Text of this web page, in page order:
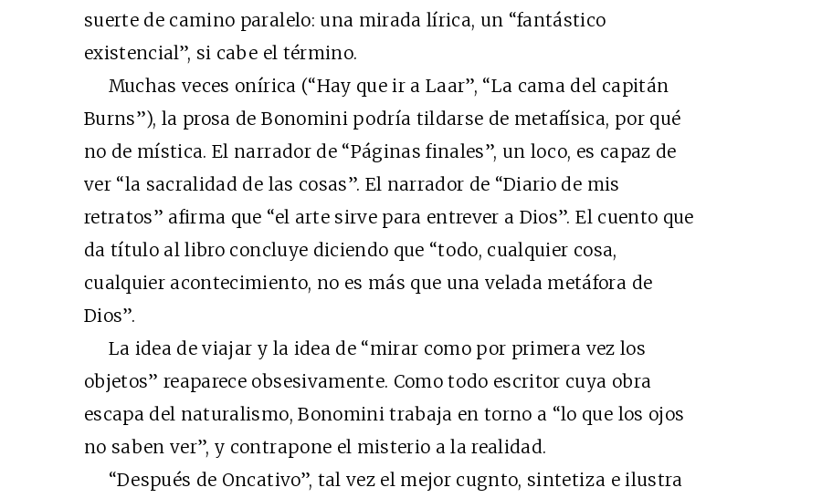
suerte de camino paralelo: una mirada lírica, un “fantástico
existencial”, si cabe el término.
Muchas veces onírica (“Hay que ir a Laar”, “La cama del capitán
Burns”), la prosa de Bonomini podría tildarse de metafísica, por qué
no de mística. El narrador de “Páginas finales”, un loco, es capaz de
ver “la sacralidad de las cosas”. El narrador de “Diario de mis
retratos” afirma que “el arte sirve para entrever a Dios”. El cuento que
da título al libro concluye diciendo que “todo, cualquier cosa,
cualquier acontecimiento, no es más que una velada metáfora de
Dios”.
La idea de viajar y la idea de “mirar como por primera vez los
objetos” reaparece obsesivamente. Como todo escritor cuya obra
escapa del naturalismo, Bonomini trabaja en torno a “lo que los ojos
no saben ver”, y contrapone el misterio a la realidad.
“Después de Oncativo”, tal vez el mejor cugnto, sintetiza e ilustra